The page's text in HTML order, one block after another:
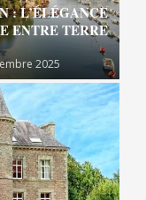
: L’ÉLÉGANCE
ENTRE TERRE
2025